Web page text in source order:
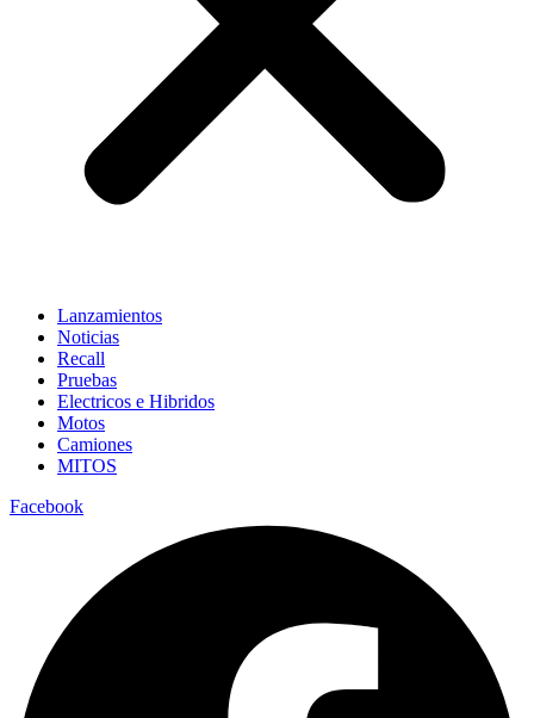
Lanzamientos
Noticias
Recall
Pruebas
Electricos e Hibridos
Motos
Camiones
MITOS
Facebook